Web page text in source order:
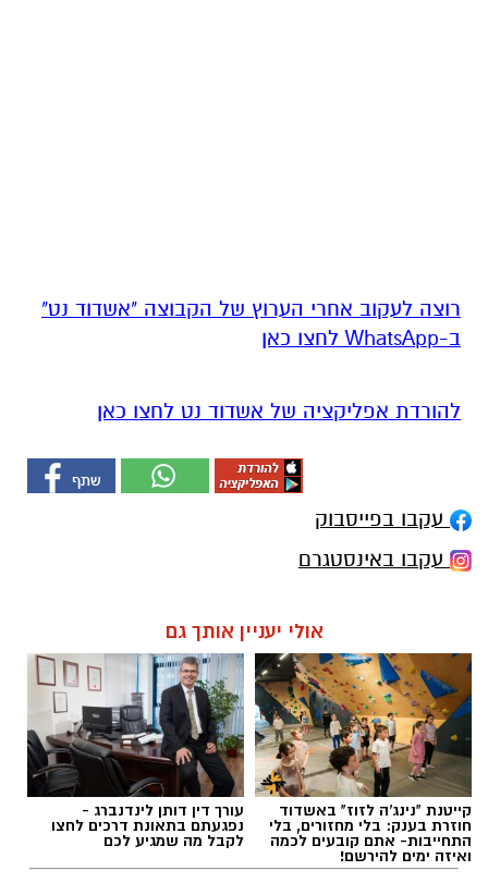
רוצה לעקוב אחרי הערוץ של הקבוצה "אשדוד נט"
ב-WhatsApp לחצו כאן
להורדת אפליקציה של אשדוד נט לחצו כאן
עקבו בפייסבוק
עקבו באינסטגרם
אולי יעניין אותך גם
קייטנת "נינג'ה לזוז" באשדוד
חוזרת בענק: בלי מחזורים, בלי
התחייבות- אתם קובעים לכמה
ואיזה ימים להירשם!
עורך דין דותן לינדנברג -
נפגעתם בתאונת דרכים לחצו
לקבל מה שמגיע לכם